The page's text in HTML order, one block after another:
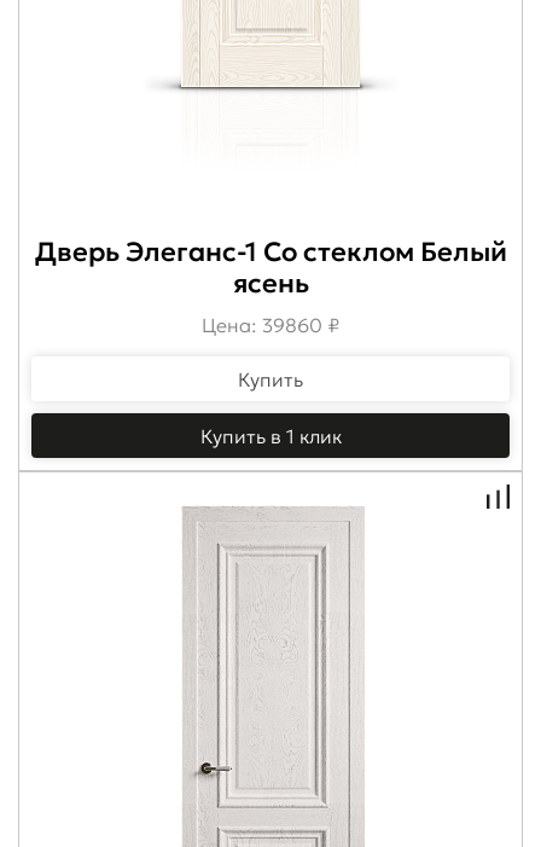
Дверь Элеганс-1 Со стеклом Белый
ясень
Цена: 39860 ₽
Купить
Купить в 1 клик